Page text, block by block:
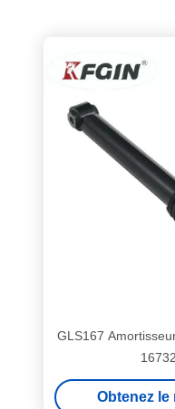
GLS167
Obtenez le